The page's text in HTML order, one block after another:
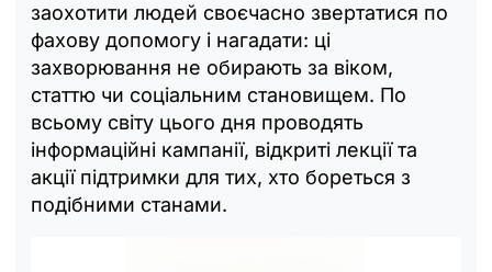
заохотити людей своєчасно звертатися по
фахову допомогу і нагадати: ці
захворювання не обирають за віком,
статтю чи соціальним становищем. По
всьому світу цього дня проводять
інформаційні кампанії, відкриті лекції та
акції підтримки для тих, хто бореться з
подібними станами.